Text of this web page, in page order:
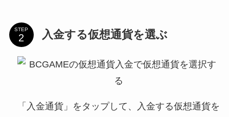
STEP 入金する仮想通貨を選ぶ
「入金通貨」をタップして、入金する仮想通貨を